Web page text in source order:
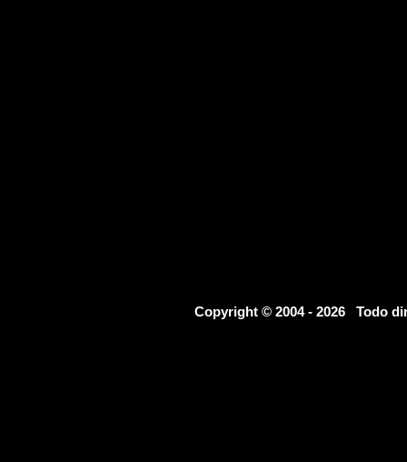
Copyright © 2004 - 2026 Todo